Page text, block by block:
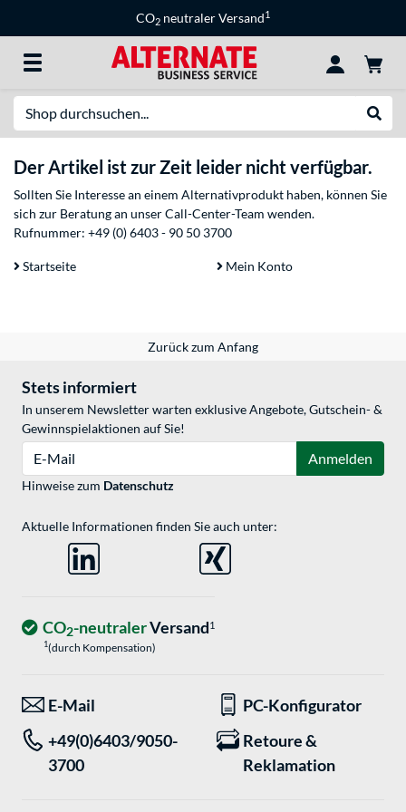
CO2 neutraler Versand1
Der Artikel ist zur Zeit leider nicht verfügbar.
Sollten Sie Interesse an einem Alternativprodukt haben, können Sie
sich zur Beratung an unser Call-Center-Team wenden.
Rufnummer: +49 (0) 6403 - 90 50 3700
Startseite Mein Konto
Zurück zum Anfang
Stets informiert
In unserem Newsletter warten exklusive Angebote, Gutschein- &
Gewinnspielaktionen auf Sie!
Anmelden
Hinweise zum Datenschutz
Aktuelle Informationen finden Sie auch unter:
CO2-neutralerVersand1
1(durch Kompensation)
E-Mail
PC-Konfigurator
+49(0)6403/9050-
3700
Retoure &
Reklamation